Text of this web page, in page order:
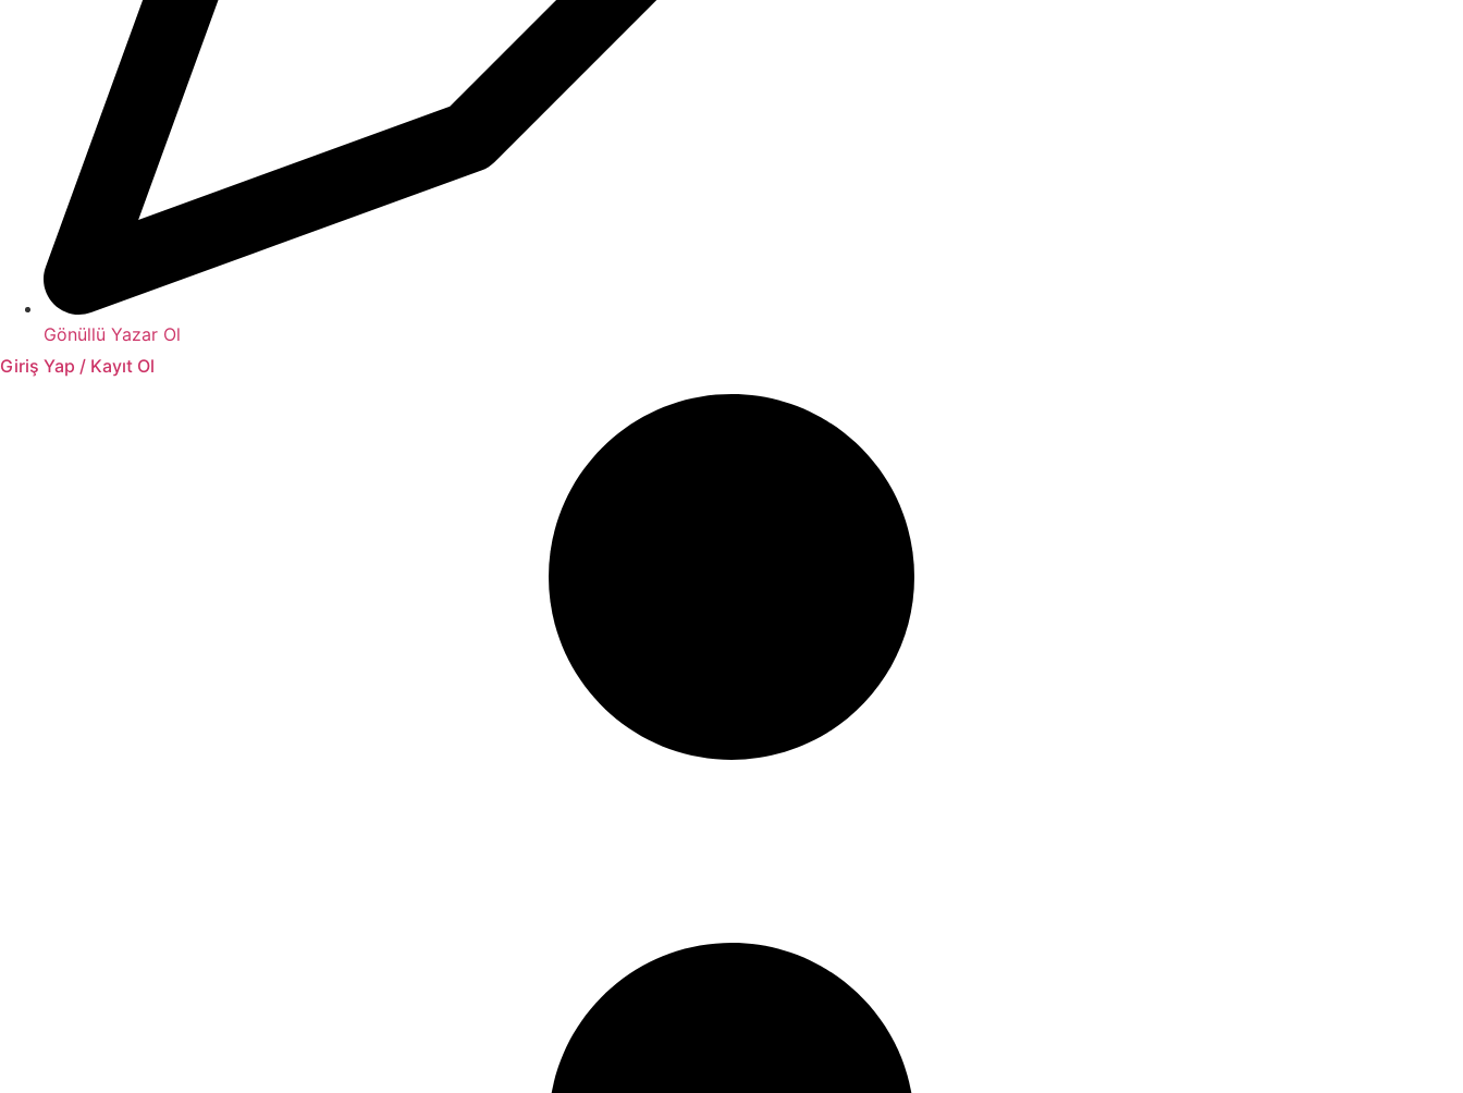
Gönüllü Yazar Ol
Giriş Yap / Kayıt Ol